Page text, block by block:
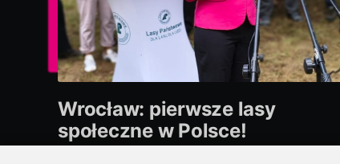
Wrocław: pierwsze lasy
społeczne w Polsce!